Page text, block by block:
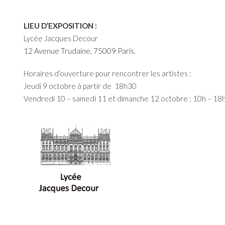
LIEU D’EXPOSITION :
Lycée Jacques Decour
12 Avenue Trudaine, 75009 Paris.
Horaires d’ouverture pour rencontrer les artistes :
Jeudi 9 octobre à partir de 18h30
Vendredi 10 – samedi 11 et dimanche 12 octobre : 10h –